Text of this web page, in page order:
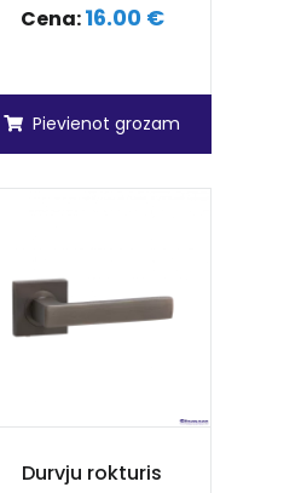
Cena:16.00 €
Pievienot grozam
Durvju rokturis